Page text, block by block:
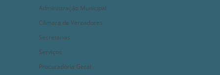
Administração Municipal
Câmara de Vereadores
Secretarias
Serviços
Procuradoria Geral